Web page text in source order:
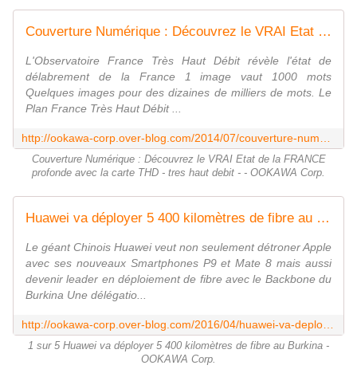
Couverture Numérique : Découvrez le VRAI Etat de la FRANCE profonde avec la carte THD - tres haut debit - - OOKAWA Corp.
L'Observatoire France Très Haut Débit révèle l'état de
délabrement de la France 1 image vaut 1000 mots
Quelques images pour des dizaines de milliers de mots. Le
Plan France Très Haut Débit ...
Couverture Numérique : Découvrez le VRAI Etat de la FRANCE
profonde avec la carte THD - tres haut debit - - OOKAWA Corp.
Huawei va déployer 5 400 kilomètres de fibre au Burkina - OOKAWA Corp.
Le géant Chinois Huawei veut non seulement détroner Apple
avec ses nouveaux Smartphones P9 et Mate 8 mais aussi
devenir leader en déploiement de fibre avec le Backbone du
Burkina Une délégatio...
1 sur 5 Huawei va déployer 5 400 kilomètres de fibre au Burkina -
OOKAWA Corp.